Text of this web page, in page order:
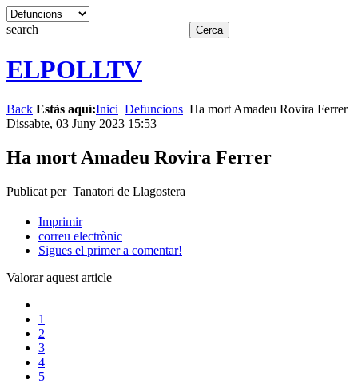
search
ELPOLLTV
Back Estàs aquí:Inici Defuncions Ha mort Amadeu Rovira Ferrer
Dissabte, 03 Juny 2023 15:53
Ha mort Amadeu Rovira Ferrer
Publicat per Tanatori de Llagostera
Imprimir
correu electrònic
Sigues el primer a comentar!
Valorar aquest article
1
2
3
4
5